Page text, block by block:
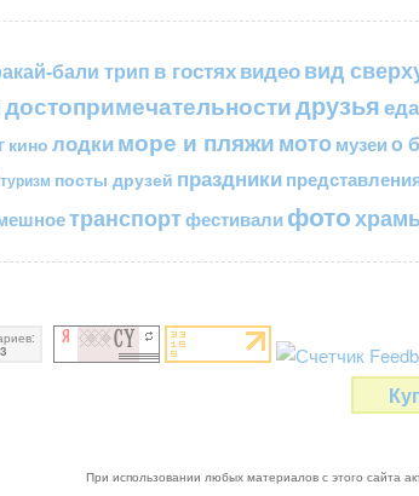
бали трип в гостяхвидеовид
достопримечательностидрузьяеда
кино лодкиморе и пляжимото музеи о
посты друзей праздники
транспортфестивали фото
При использовании любых материалов с этого сайта